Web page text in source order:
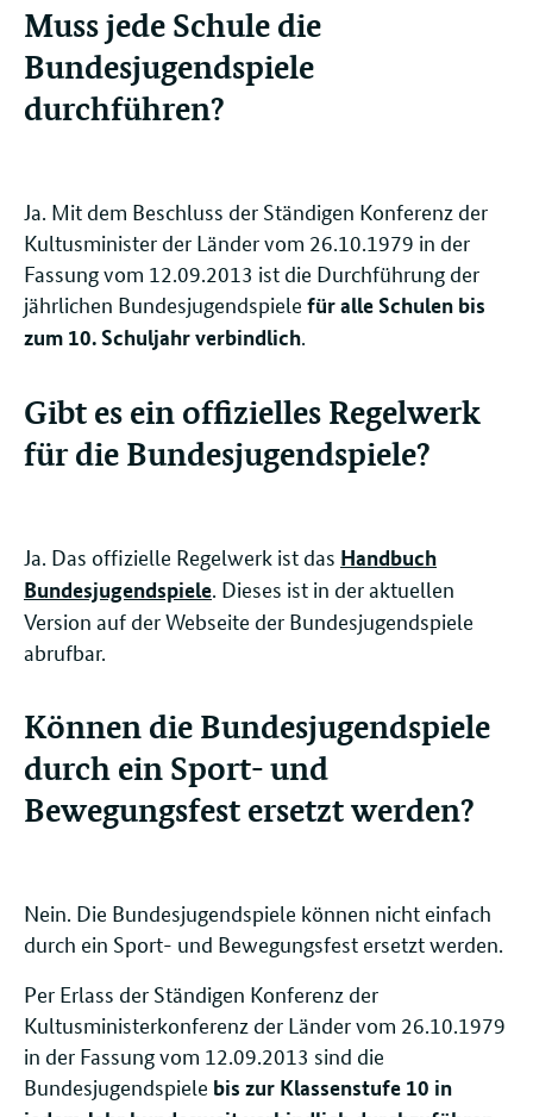
Muss jede Schule die
Bundesjugendspiele
durchführen?
Ja. Mit dem Beschluss der Ständigen Konferenz der
Kultusminister der Länder vom 26.10.1979 in der
Fassung vom 12.09.2013 ist die Durchführung der
jährlichen Bundesjugendspiele für alle Schulen bis
zum 10. Schuljahr verbindlich.
Gibt es ein offizielles Regelwerk
für die Bundesjugendspiele?
Ja. Das offizielle Regelwerk ist das Handbuch
Bundesjugendspiele. Dieses ist in der aktuellen
Version auf der Webseite der Bundesjugendspiele
abrufbar.
Können die Bundesjugendspiele
durch ein Sport- und
Bewegungsfest ersetzt werden?
Nein. Die Bundesjugendspiele können nicht einfach
durch ein Sport- und Bewegungsfest ersetzt werden.
Per Erlass der Ständigen Konferenz der
Kultusministerkonferenz der Länder vom 26.10.1979
in der Fassung vom 12.09.2013 sind die
Bundesjugendspiele bis zur Klassenstufe 10 in